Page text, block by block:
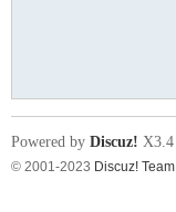
Powered by Discuz! X3.4
© 2001-2023 Discuz! Team